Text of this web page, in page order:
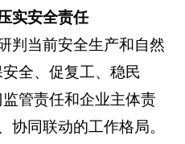
实安全责任
判当前安全生产和自然
全、促复工、稳民
管责任和企业主体责
协同联动的工作格局。